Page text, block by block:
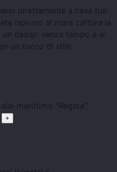
direttamente a casa tua.
ispirato al mare cattura la
design senza tempo e si
un tocco di stile.
marittimo "Regata",